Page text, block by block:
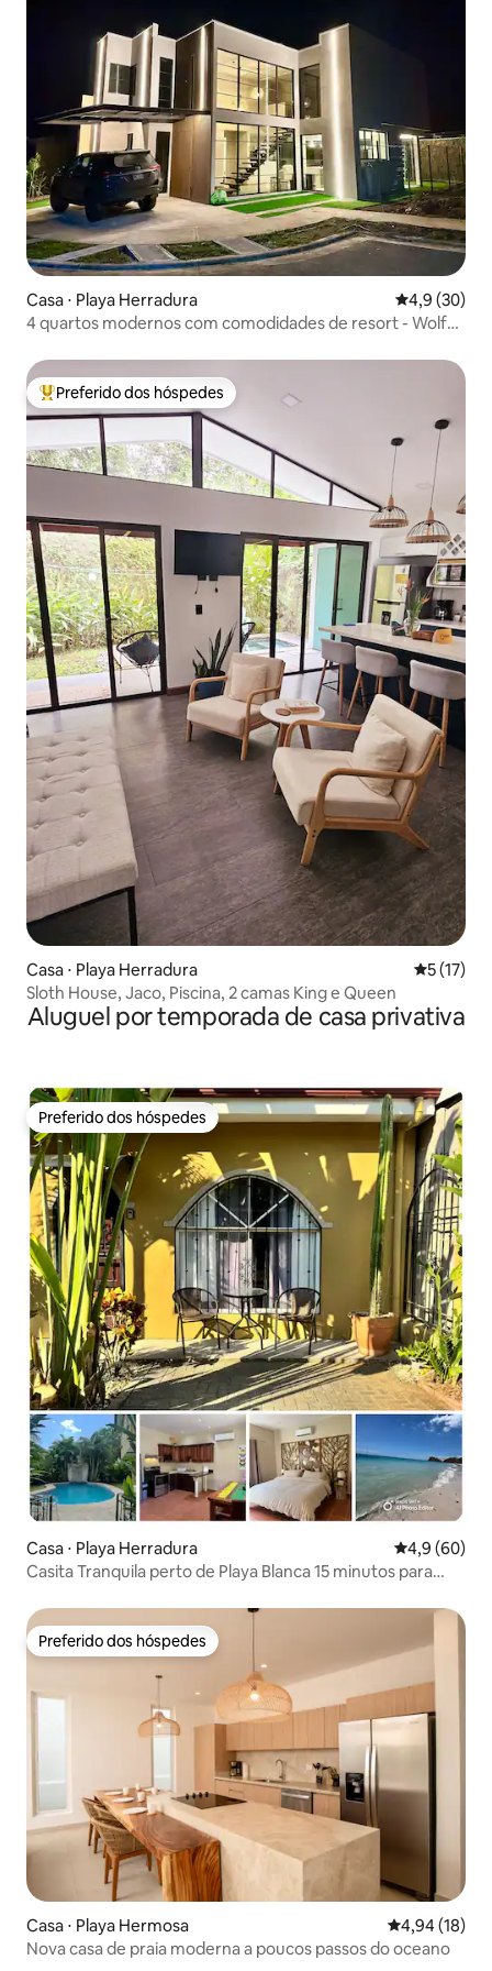
Casa ⋅ Playa Herradura 4,9 de uma
4,9 (30)
4 quartos modernos com comodidades de resort - Wolf
Entre os melhores preferidos dos hóspedes
Preferido dos hóspedes
Casa ⋅ Playa Herradura 5 de uma
5 (17)
Sloth House, Jaco, Piscina, 2 camas King e Queen
Aluguel por temporada de casa privativa
Preferido dos hóspedes
Preferido dos hóspedes
Casa ⋅ Playa Herradura 4,9 de uma
4,9 (60)
Casita Tranquila perto de Playa Blanca 15 minutos para
Preferido dos hóspedes
Preferido dos hóspedes
Casa ⋅ Playa Hermosa 4,94 de uma
4,94 (18)
Nova casa de praia moderna a poucos passos do oceano